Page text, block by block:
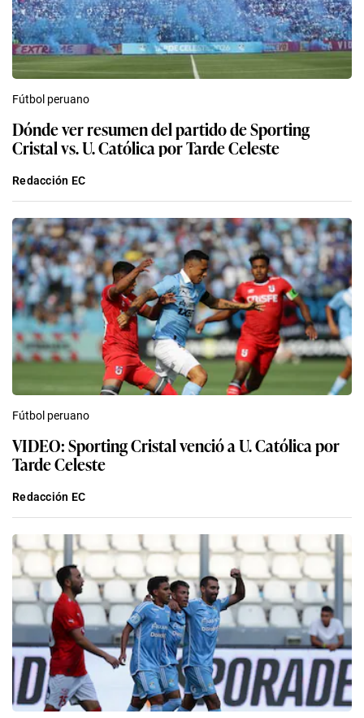
Fútbol peruano
Dónde ver resumen del partido de Sporting
Cristal vs. U. Católica por Tarde Celeste
Redacción EC
Fútbol peruano
VIDEO: Sporting Cristal venció a U. Católica por
Tarde Celeste
Redacción EC